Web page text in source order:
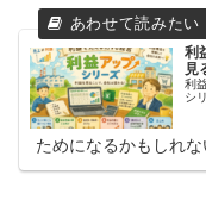
利
見
利
シ
ためになるかもしれ